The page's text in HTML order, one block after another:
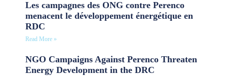
Les campagnes des ONG contre Perenco
menacent le développement énergétique en
RDC
Read More »
NGO Campaigns Against Perenco Threaten
Energy Development in the DRC